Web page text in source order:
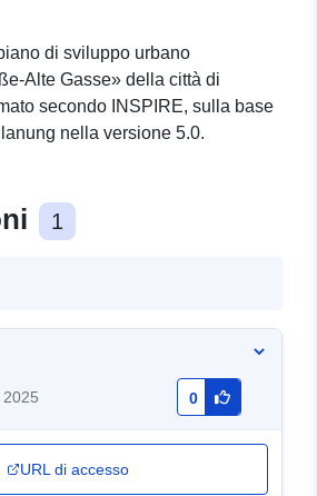
di sviluppo urbano
Alte Gasse» della città di
secondo INSPIRE, sulla base
nella versione 5.0.
1
0
URL di accesso